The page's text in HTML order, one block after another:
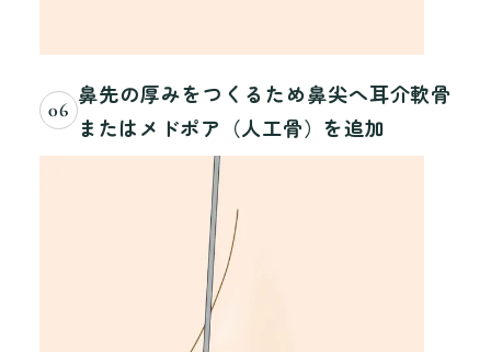
06
鼻先の厚みをつくるため鼻尖へ耳介軟骨
またはメドポア（人工骨）を追加